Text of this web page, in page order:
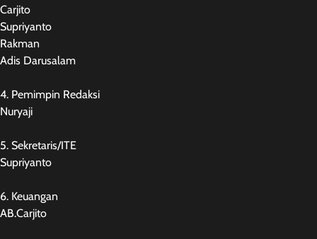
Carjito
Supriyanto
Rakman
Adis Darusalam
4. Pemimpin Redaksi
Nuryaji
5. Sekretaris/ITE
Supriyanto
6. Keuangan
AB.Carjito